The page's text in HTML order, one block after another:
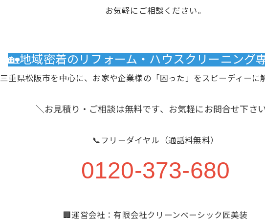
お気軽にご相談ください。
🏡地域密着のリフォーム・ハウスクリーニング
三重県松阪市を中心に、お家や企業様の「困った」をスピーディーに
＼お見積り・ご相談は無料です、お気軽にお問合せ下さ
📞フリーダイヤル（通話料無料）
0120-373-680
🏢運営会社：有限会社クリーンベーシック匠美装